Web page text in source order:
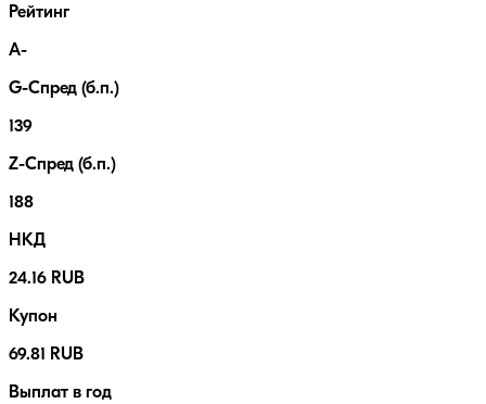
Рейтинг
A-
G-Спред (б.п.)
139
Z-Спред (б.п.)
188
НКД
24.16 RUB
Купон
69.81 RUB
Выплат в год